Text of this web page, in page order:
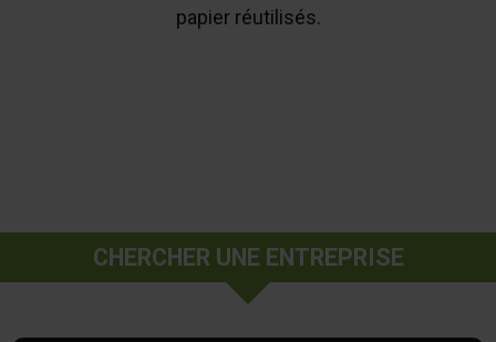
papier réutilisés.
CHERCHER UNE ENTREPRISE